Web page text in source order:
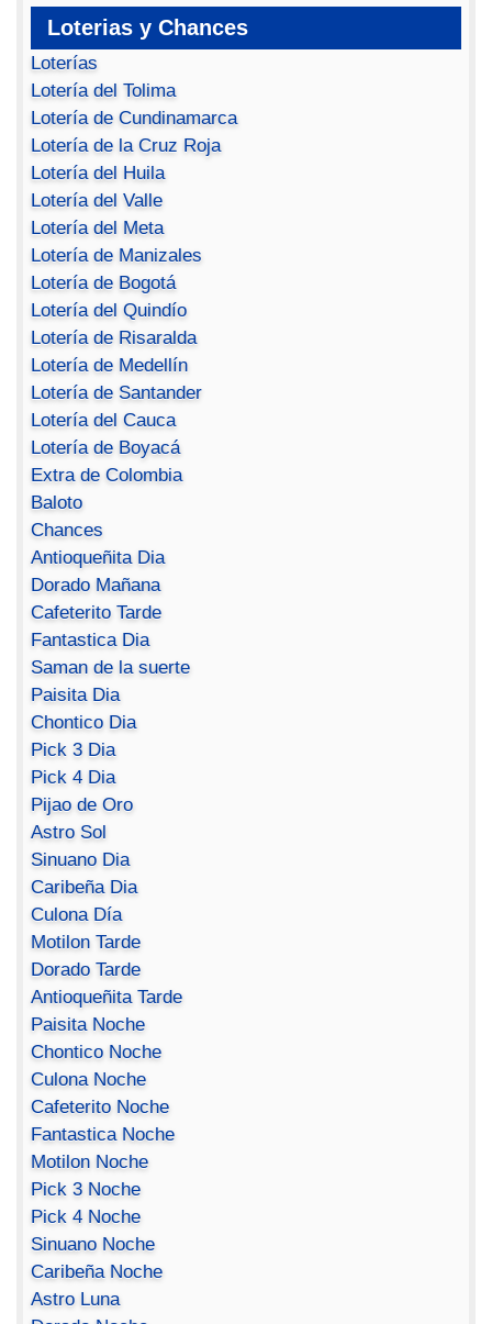
Loterias y Chances
Loterías
Lotería del Tolima
Lotería de Cundinamarca
Lotería de la Cruz Roja
Lotería del Huila
Lotería del Valle
Lotería del Meta
Lotería de Manizales
Lotería de Bogotá
Lotería del Quindío
Lotería de Risaralda
Lotería de Medellín
Lotería de Santander
Lotería del Cauca
Lotería de Boyacá
Extra de Colombia
Baloto
Chances
Antioqueñita Dia
Dorado Mañana
Cafeterito Tarde
Fantastica Dia
Saman de la suerte
Paisita Dia
Chontico Dia
Pick 3 Dia
Pick 4 Dia
Pijao de Oro
Astro Sol
Sinuano Dia
Caribeña Dia
Culona Día
Motilon Tarde
Dorado Tarde
Antioqueñita Tarde
Paisita Noche
Chontico Noche
Culona Noche
Cafeterito Noche
Fantastica Noche
Motilon Noche
Pick 3 Noche
Pick 4 Noche
Sinuano Noche
Caribeña Noche
Astro Luna